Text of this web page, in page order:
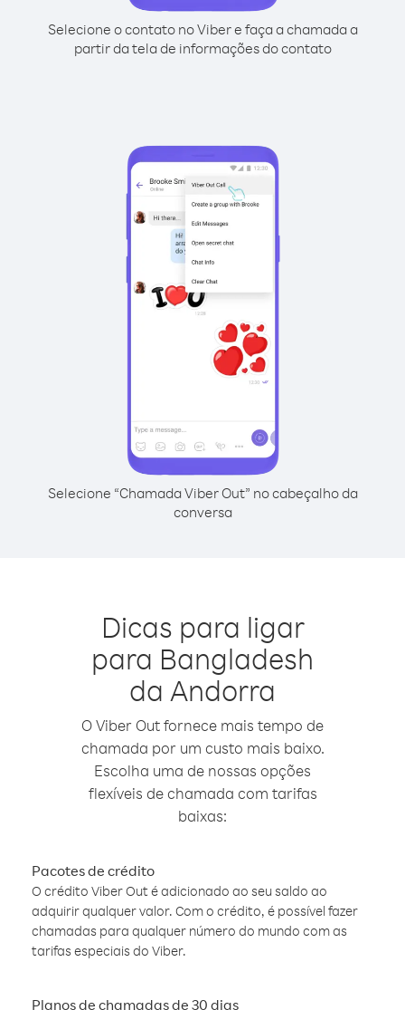
Selecione o contato no Viber e faça a chamada a
partir da tela de informações do contato
Selecione “Chamada Viber Out” no cabeçalho da
conversa
Dicas para ligar
para Bangladesh
da Andorra
O Viber Out fornece mais tempo de
chamada por um custo mais baixo.
Escolha uma de nossas opções
flexíveis de chamada com tarifas
baixas:
Pacotes de crédito
O crédito Viber Out é adicionado ao seu saldo ao
adquirir qualquer valor. Com o crédito, é possível fazer
chamadas para qualquer número do mundo com as
tarifas especiais do Viber.
Planos de chamadas de 30 dias